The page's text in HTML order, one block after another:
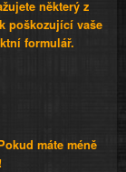
některý z
poškozující vaše
formulář.
máte méně